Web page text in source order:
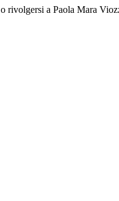
o rivolgersi a Paola Mara